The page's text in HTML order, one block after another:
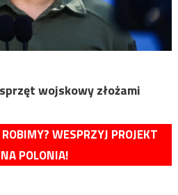
wojskowy złożami
WESPRZYJ PROJEKT
POLONIA!